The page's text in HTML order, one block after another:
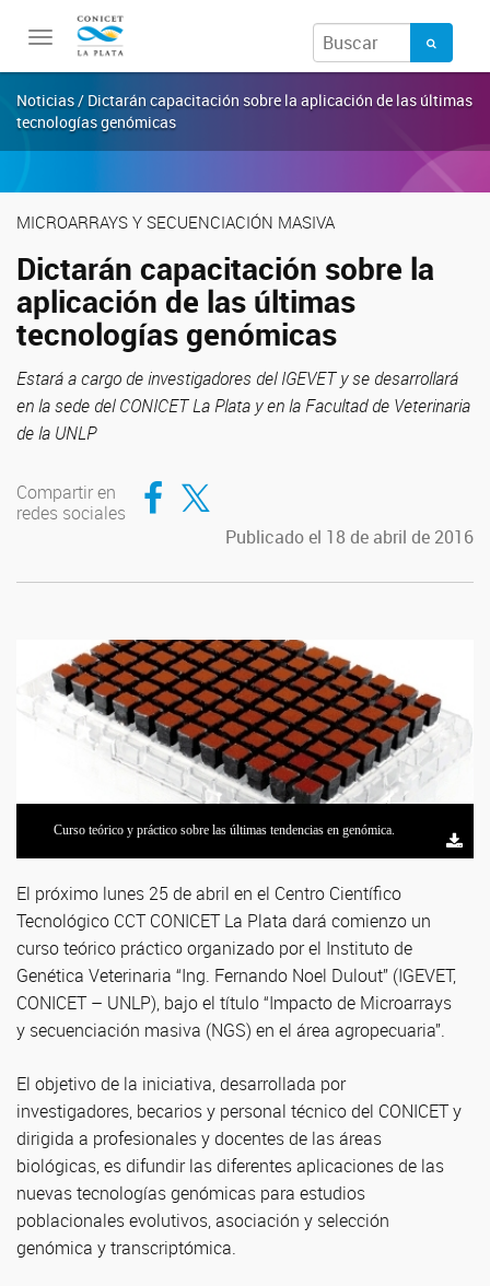
Toggle
navigation
Noticias / Dictarán capacitación sobre la aplicación de las últimas
tecnologías genómicas
MICROARRAYS Y SECUENCIACIÓN MASIVA
Dictarán capacitación sobre la
aplicación de las últimas
tecnologías genómicas
Estará a cargo de investigadores del IGEVET y se desarrollará
en la sede del CONICET La Plata y en la Facultad de Veterinaria
de la UNLP
Compartir en
redes sociales
Compartir en Facebook
Compartir en Twitter
Publicado el 18 de abril de 2016
Curso teórico y práctico sobre las últimas tendencias en genómica.
El próximo lunes 25 de abril en el Centro Científico
Tecnológico CCT CONICET La Plata dará comienzo un
curso teórico práctico organizado por el Instituto de
Genética Veterinaria “Ing. Fernando Noel Dulout” (IGEVET,
CONICET – UNLP), bajo el título “Impacto de Microarrays
y secuenciación masiva (NGS) en el área agropecuaria”.
El objetivo de la iniciativa, desarrollada por
investigadores, becarios y personal técnico del CONICET y
dirigida a profesionales y docentes de las áreas
biológicas, es difundir las diferentes aplicaciones de las
nuevas tecnologías genómicas para estudios
poblacionales evolutivos, asociación y selección
genómica y transcriptómica.